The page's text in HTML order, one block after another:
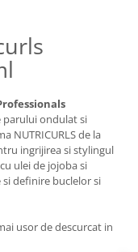
ondulat si
NUTRICURLS de la
ingrijirea si stylingul
ulei de jojoba si
definire buclelor si
usor de descurcat in